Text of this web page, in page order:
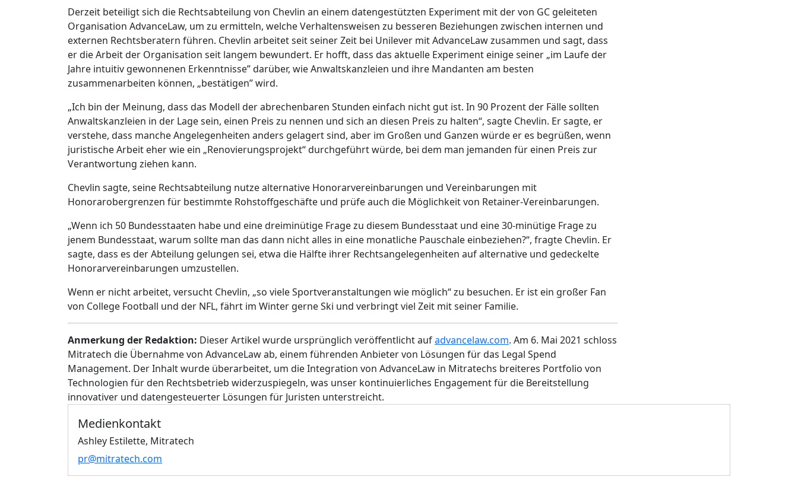
Derzeit beteiligt sich die Rechtsabteilung von Chevlin an einem datengestützten Experiment mit der von GC geleiteten
Organisation AdvanceLaw, um zu ermitteln, welche Verhaltensweisen zu besseren Beziehungen zwischen internen und
externen Rechtsberatern führen. Chevlin arbeitet seit seiner Zeit bei Unilever mit AdvanceLaw zusammen und sagt, dass
er die Arbeit der Organisation seit langem bewundert. Er hofft, dass das aktuelle Experiment einige seiner „im Laufe der
Jahre intuitiv gewonnenen Erkenntnisse” darüber, wie Anwaltskanzleien und ihre Mandanten am besten
zusammenarbeiten können, „bestätigen” wird.
„Ich bin der Meinung, dass das Modell der abrechenbaren Stunden einfach nicht gut ist. In 90 Prozent der Fälle sollten
Anwaltskanzleien in der Lage sein, einen Preis zu nennen und sich an diesen Preis zu halten“, sagte Chevlin. Er sagte, er
verstehe, dass manche Angelegenheiten anders gelagert sind, aber im Großen und Ganzen würde er es begrüßen, wenn
juristische Arbeit eher wie ein „Renovierungsprojekt“ durchgeführt würde, bei dem man jemanden für einen Preis zur
Verantwortung ziehen kann.
Chevlin sagte, seine Rechtsabteilung nutze alternative Honorarvereinbarungen und Vereinbarungen mit
Honorarobergrenzen für bestimmte Rohstoffgeschäfte und prüfe auch die Möglichkeit von Retainer-Vereinbarungen.
„Wenn ich 50 Bundesstaaten habe und eine dreiminütige Frage zu diesem Bundesstaat und eine 30-minütige Frage zu
jenem Bundesstaat, warum sollte man das dann nicht alles in eine monatliche Pauschale einbeziehen?“, fragte Chevlin. Er
sagte, dass es der Abteilung gelungen sei, etwa die Hälfte ihrer Rechtsangelegenheiten auf alternative und gedeckelte
Honorarvereinbarungen umzustellen.
Wenn er nicht arbeitet, versucht Chevlin, „so viele Sportveranstaltungen wie möglich“ zu besuchen. Er ist ein großer Fan
von College Football und der NFL, fährt im Winter gerne Ski und verbringt viel Zeit mit seiner Familie.
Anmerkung der Redaktion: Dieser Artikel wurde ursprünglich veröffentlicht aufadvancelaw.com. Am 6. Mai 2021 schloss
Mitratech die Übernahme von AdvanceLaw ab, einem führenden Anbieter von Lösungen für das Legal Spend
Management. Der Inhalt wurde überarbeitet, um die Integration von AdvanceLaw in Mitratechs breiteres Portfolio von
Technologien für den Rechtsbetrieb widerzuspiegeln, was unser kontinuierliches Engagement für die Bereitstellung
innovativer und datengesteuerter Lösungen für Juristen unterstreicht.
Medienkontakt
Ashley Estilette, Mitratech
pr@mitratech.com